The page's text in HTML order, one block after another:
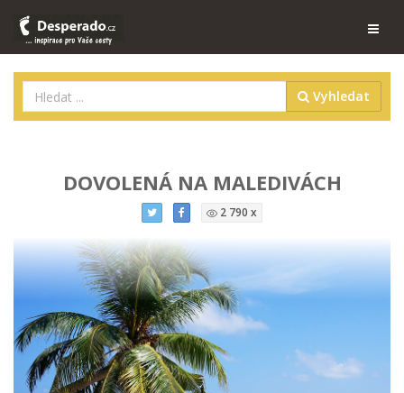
Vyhledat
DOVOLENÁ NA MALEDIVÁCH
2 790 x